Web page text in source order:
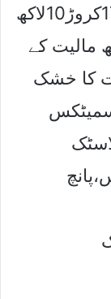
کی2لاکھ60ہزارکلوگرام چھالیہ،17کروڑ10لاکھ
سگریٹس،15کروڑ90لاکھ مالیت کے
مالیت کا خشک
کاسمیٹکس
پلاسٹک